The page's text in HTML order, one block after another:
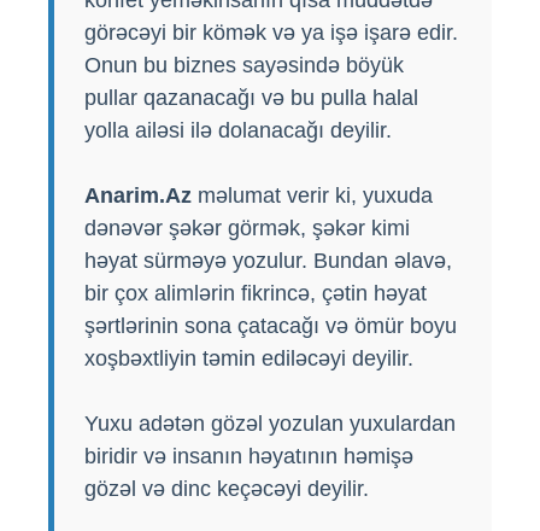
görəcəyi bir kömək və ya işə işarə edir.
Onun bu biznes sayəsində böyük
pullar qazanacağı və bu pulla halal
yolla ailəsi ilə dolanacağı deyilir.
Anarim.Az məlumat verir ki, yuxuda
dənəvər şəkər görmək, şəkər kimi
həyat sürməyə yozulur. Bundan əlavə,
bir çox alimlərin fikrincə, çətin həyat
şərtlərinin sona çatacağı və ömür boyu
xoşbəxtliyin təmin ediləcəyi deyilir.
Yuxu adətən gözəl yozulan yuxulardan
biridir və insanın həyatının həmişə
gözəl və dinc keçəcəyi deyilir.